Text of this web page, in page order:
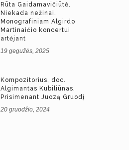
Rūta Gaidamavičiūtė.
Niekada nežinai.
Monografiniam Algirdo
Martinaičio koncertui
artėjant
19 gegužės, 2025
Kompozitorius, doc.
Algimantas Kubiliūnas.
Prisimenant Juozą Gruodį
20 gruodžio, 2024